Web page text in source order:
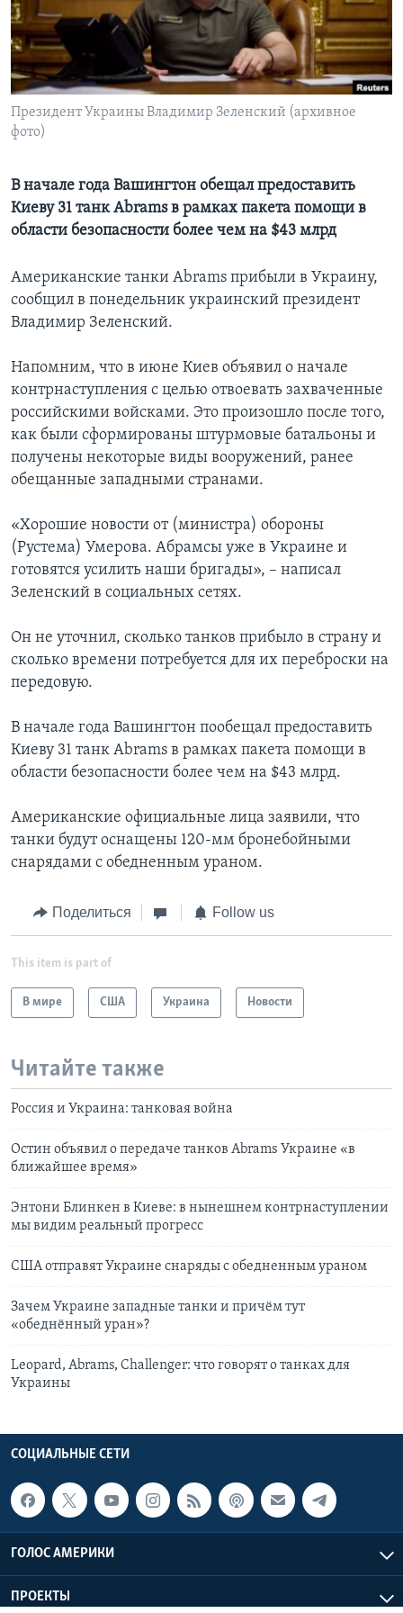
Learning English
СОЦИАЛЬНЫЕ СЕТИ
Президент Украины Владимир Зеленский (архивное
фото)
В начале года Вашингтон обещал предоставить
Киеву 31 танк Abrams в рамках пакета помощи в
области безопасности более чем на $43 млрд
Американские танки Abrams прибыли в Украину,
сообщил в понедельник украинский президент
Владимир Зеленский.
Напомним, что в июне Киев объявил о начале
контрнаступления с целью отвоевать захваченные
российскими войсками. Это произошло после того,
как были сформированы штурмовые батальоны и
получены некоторые виды вооружений, ранее
обещанные западными странами.
«Хорошие новости от (министра) обороны
(Рустема) Умерова. Абрамсы уже в Украине и
готовятся усилить наши бригады», – написал
Зеленский в социальных сетях.
Он не уточнил, сколько танков прибыло в страну и
сколько времени потребуется для их переброски на
передовую.
В начале года Вашингтон пообещал предоставить
Киеву 31 танк Abrams в рамках пакета помощи в
области безопасности более чем на $43 млрд.
Американские официальные лица заявили, что
танки будут оснащены 120-мм бронебойными
снарядами с обедненным ураном.
Поделиться Follow us
This item is part of
В мире США Украина Новости
Читайте также
Россия и Украина: танковая война
Остин объявил о передаче танков Abrams Украине «в
ближайшее время»
Энтони Блинкен в Киеве: в нынешнем контрнаступлении
мы видим реальный прогресс
США отправят Украине снаряды с обедненным ураном
Зачем Украине западные танки и причём тут
«обеднённый уран»?
Leopard, Abrams, Challenger: что говорят о танках для
Украины
СОЦИАЛЬНЫЕ СЕТИ
ГОЛОС АМЕРИКИ
ПРОЕКТЫ